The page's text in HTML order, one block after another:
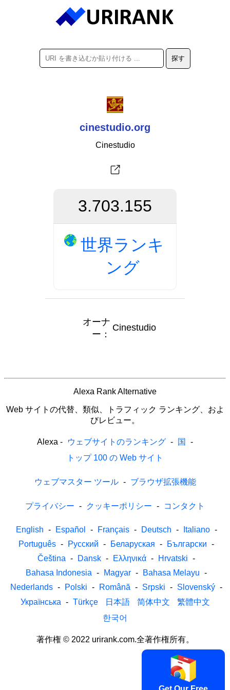
cinestudio.org
Cinestudio
3.703.155
世界ランキ
ング
オーナ
ー：
Cinestudio
Alexa Rank Alternative
Web サイトの代替、類似、トラフィック ランキング、およ
びレビュー。
Alexa - ウェブサイトのランキング - 国
-
トップ 100 の Web サイト
ウェブマスター ツール - ブラウザ拡張機能
プライバシー - クッキーポリシー - コンタクト
English - Español - Français - Deutsch - Italiano -
Português - Русский - Беларуская - Български -
Čeština - Dansk - Ελληνικά - Hrvatski -
Bahasa Indonesia - Magyar - Bahasa Melayu -
Nederlands - Polski - Română - Srpski - Slovenský -
Українська - Türkçe 日本語 简体中文
繁體中文
한국어
著作権 © 2022 urirank.com.全著作権所有。